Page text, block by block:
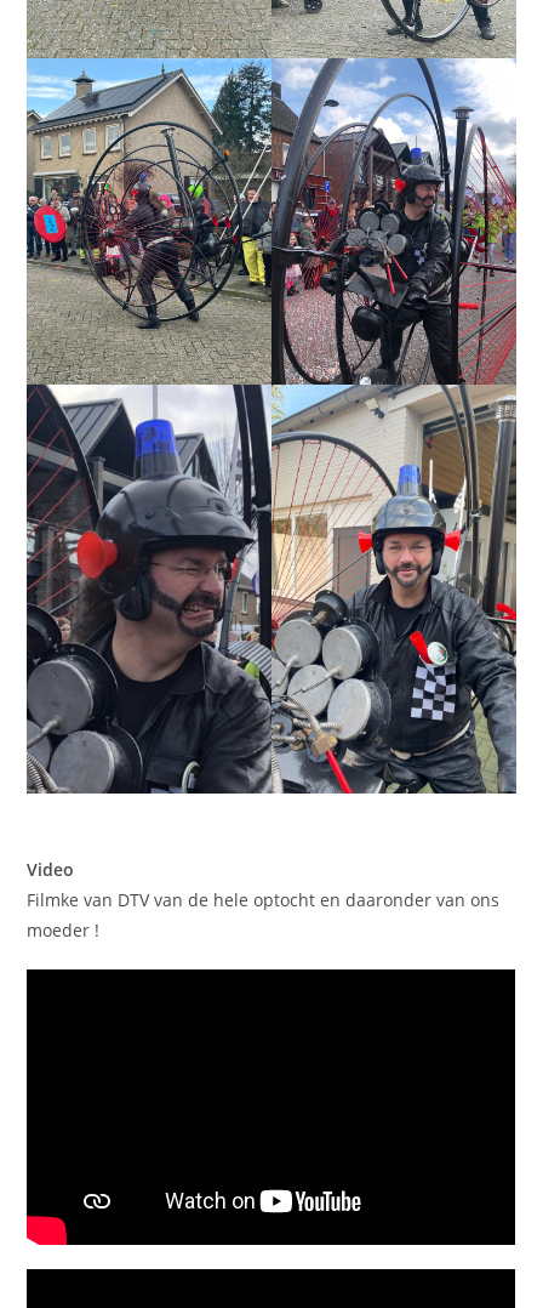
Video
Filmke van DTV van de hele optocht en daaronder van ons
moeder !